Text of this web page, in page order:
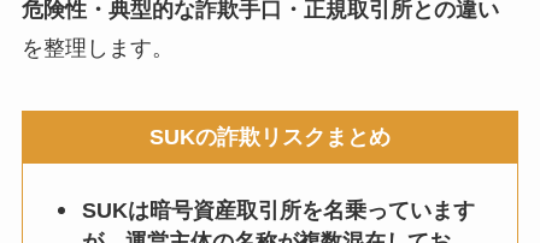
危険性・典型的な詐欺手口・正規取引所との違い
を整理します。
SUKの詐欺リスクまとめ
SUKは暗号資産取引所を名乗っています